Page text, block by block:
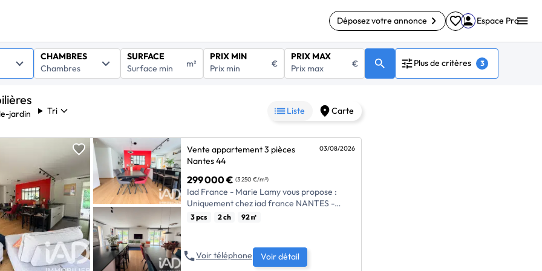
Déposez votre annonce Espace Pro
CHAMBRES SURFACE
m²
PRIX MIN
€
PRIX MAX
€ Plus de critères 3
jardin Tri Liste Carte
Vente appartement 3 pièces
Nantes 44
299 000 € (3 250 €/m²)
Iad France - Marie Lamy vous propose :
Uniquement chez iad france NANTES -
BEAUJOIRE - REZ-DE-JARDIN -
situé en rez-de-chaussée, lumineux. Il se
compose d’une entrée, un vaste salon séjour
3 pcs 2 ch 92㎡
Voir téléphone Voir détail
03/08/2026